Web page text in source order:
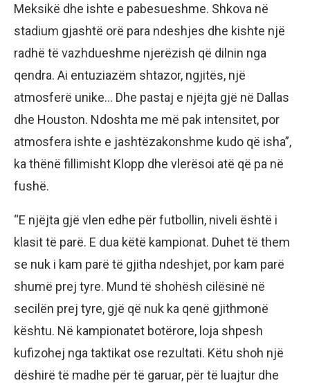
Meksikë dhe ishte e pabesueshme. Shkova në
stadium gjashtë orë para ndeshjes dhe kishte një
radhë të vazhdueshme njerëzish që dilnin nga
qendra. Ai entuziazëm shtazor, ngjitës, një
atmosferë unike… Dhe pastaj e njëjta gjë në Dallas
dhe Houston. Ndoshta me më pak intensitet, por
atmosfera ishte e jashtëzakonshme kudo që isha”,
ka thënë fillimisht Klopp dhe vlerësoi atë që pa në
fushë.
“E njëjta gjë vlen edhe për futbollin, niveli është i
klasit të parë. E dua këtë kampionat. Duhet të them
se nuk i kam parë të gjitha ndeshjet, por kam parë
shumë prej tyre. Mund të shohësh cilësinë në
secilën prej tyre, gjë që nuk ka qenë gjithmonë
kështu. Në kampionatet botërore, loja shpesh
kufizohej nga taktikat ose rezultati. Këtu shoh një
dëshirë të madhe për të garuar, për të luajtur dhe